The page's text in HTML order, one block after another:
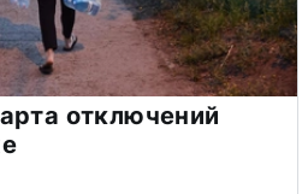
отключений